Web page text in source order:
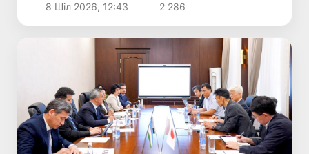
8 Шіл 2026, 12:43 2 286